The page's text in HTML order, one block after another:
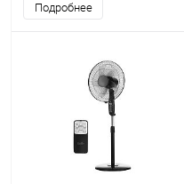
Подробнее